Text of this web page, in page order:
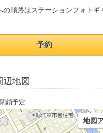
順路はステーションフォトギ
予約
辺地図
閉鎖予定
地図